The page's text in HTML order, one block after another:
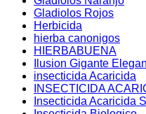
Gladiolos Rojos
Herbicida
hierba canonigos
HIERBABUENA
Ilusion Gigante
insecticida Acaricida
INSECTICIDA
Insecticida Acaricida